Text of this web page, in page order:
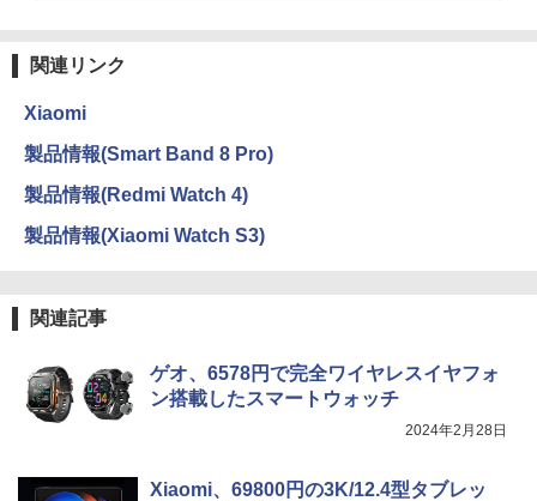
関連リンク
Xiaomi
製品情報(Smart Band 8 Pro)
製品情報(Redmi Watch 4)
製品情報(Xiaomi Watch S3)
関連記事
ゲオ、6578円で完全ワイヤレスイヤフォ
ン搭載したスマートウォッチ
2024年2月28日
Xiaomi、69800円の3K/12.4型タブレッ